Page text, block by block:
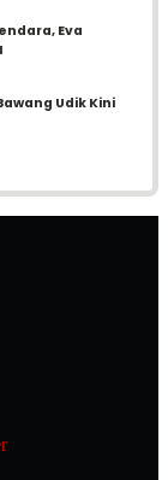
Eva
Udik Kini